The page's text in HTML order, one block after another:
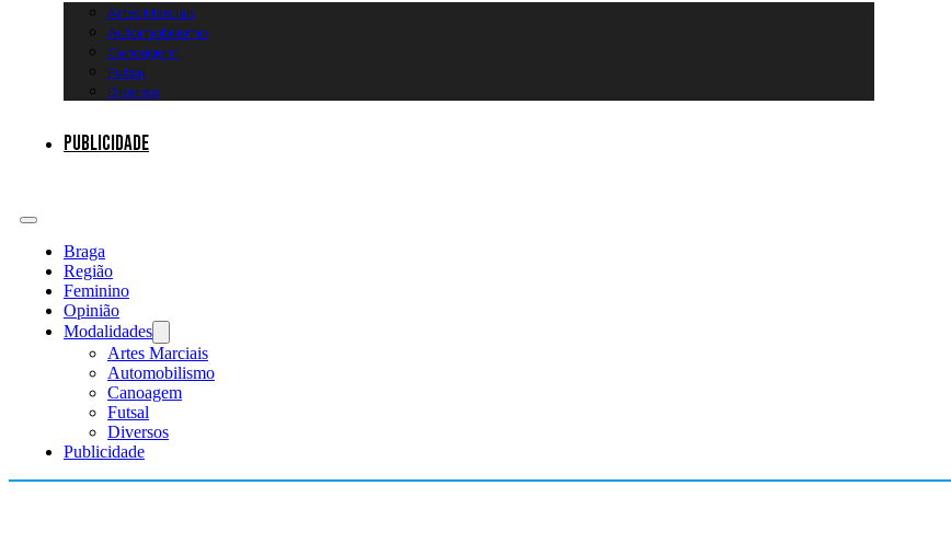
Artes Marciais
Automobilismo
Canoagem
Futsal
Diversos
Publicidade
Braga
Região
Feminino
Opinião
Modalidades
Artes Marciais
Automobilismo
Canoagem
Futsal
Diversos
Publicidade